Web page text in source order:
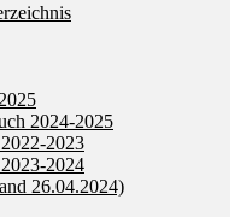
2024-2025
2023
2024
26.04.2024)